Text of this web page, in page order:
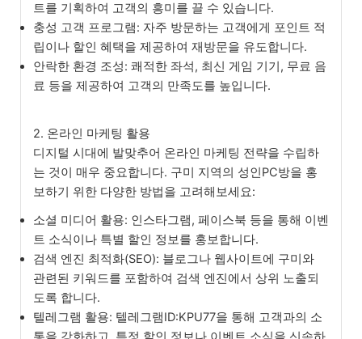
트를 기획하여 고객의 흥미를 끌 수 있습니다.
충성 고객 프로그램: 자주 방문하는 고객에게 포인트 적
립이나 할인 혜택을 제공하여 재방문을 유도합니다.
안락한 환경 조성: 쾌적한 좌석, 최신 게임 기기, 무료 음
료 등을 제공하여 고객의 만족도를 높입니다.
2. 온라인 마케팅 활용
디지털 시대에 발맞추어 온라인 마케팅 전략을 수립하
는 것이 매우 중요합니다. 구미 지역의 성인PC방을 홍
보하기 위한 다양한 방법을 고려해보세요:
소셜 미디어 활용: 인스타그램, 페이스북 등을 통해 이벤
트 소식이나 특별 할인 정보를 홍보합니다.
검색 엔진 최적화(SEO): 블로그나 웹사이트에 구미와
관련된 키워드를 포함하여 검색 엔진에서 상위 노출되
도록 합니다.
텔레그램 활용: 텔레그램ID:KPU77을 통해 고객과의 소